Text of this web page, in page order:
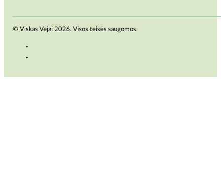
© Viskas Vejai 2026. Visos teisės saugomos.